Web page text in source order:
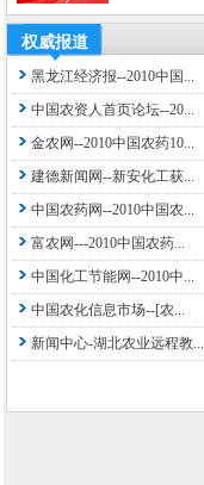
权威报道
黑龙江经济报--2010中国...
中国农资人首页论坛--20...
金农网--2010中国农药10...
建德新闻网--新安化工获...
中国农药网--2010中国农...
富农网---2010中国农药...
中国化工节能网--2010中...
中国农化信息市场--[农...
新闻中心-湖北农业远程教...